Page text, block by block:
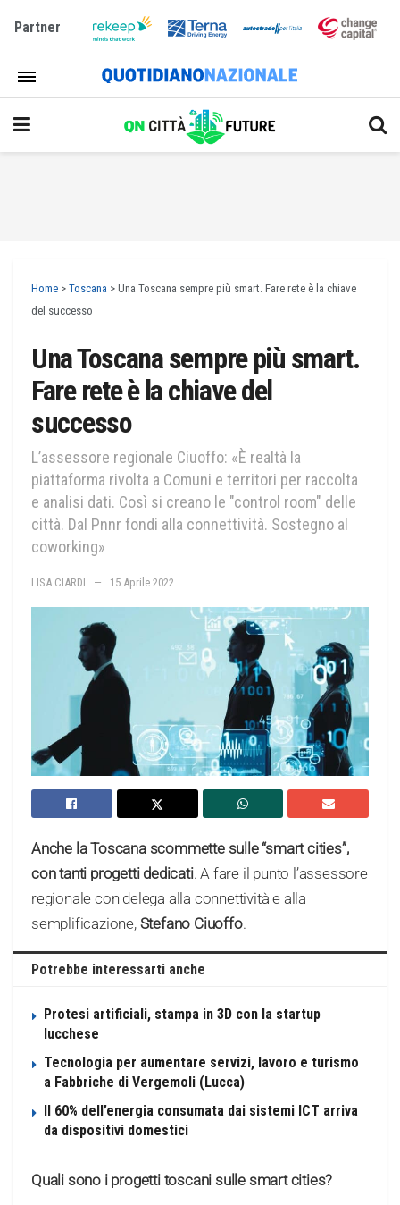
Partner
Home > Toscana > Una Toscana sempre più smart. Fare rete è la chiave
del successo
Una Toscana sempre più smart.
Fare rete è la chiave del
successo
L’assessore regionale Ciuoffo: «È realtà la
piattaforma rivolta a Comuni e territori per raccolta
e analisi dati. Così si creano le "control room" delle
città. Dal Pnnr fondi alla connettività. Sostegno al
coworking»
LISA CIARDI 15 Aprile 2022
Anche la Toscana scommette sulle “smart cities”,
con tanti progetti dedicati. A fare il punto l’assessore
regionale con delega alla connettività e alla
semplificazione, Stefano Ciuoffo.
Potrebbe interessarti anche
Protesi artificiali, stampa in 3D con la startup
lucchese
Tecnologia per aumentare servizi, lavoro e turismo
a Fabbriche di Vergemoli (Lucca)
Il 60% dell’energia consumata dai sistemi ICT arriva
da dispositivi domestici
Quali sono i progetti toscani sulle smart cities?